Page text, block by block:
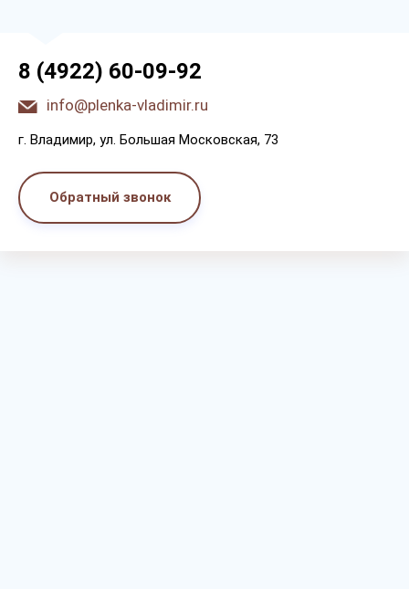
8 (4922) 60-09-92
info@plenka-vladimir.ru
г. Bлaдимиp, yл. Бoльшaя Мocкoвcкaя, 73
Обратный звонок